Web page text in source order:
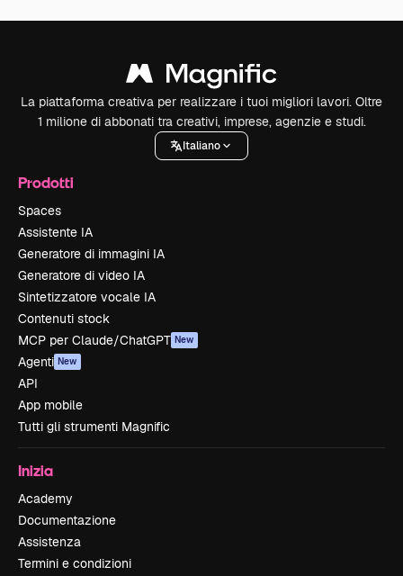
La piattaforma creativa per realizzare i tuoi migliori lavori. Oltre
1 milione di abbonati tra creativi, imprese, agenzie e studi.
Italiano
Prodotti
Spaces
Assistente IA
Generatore di immagini IA
Generatore di video IA
Sintetizzatore vocale IA
Contenuti stock
MCP per Claude/ChatGPT New
Agenti New
API
App mobile
Tutti gli strumenti Magnific
Inizia
Academy
Documentazione
Assistenza
Termini e condizioni